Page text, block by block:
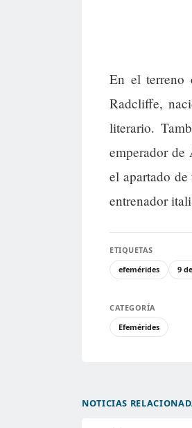
En el terreno
Radcliffe,
literario.
emperador
el apartado
entrenador
ETIQUETAS
efemérides
9
CATEGORÍA
Efemérides
NOTICIAS